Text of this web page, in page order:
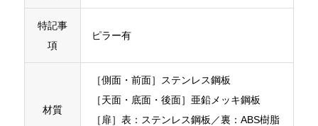
特記事
項
ピラー有
材質
［側面・前面］ステンレス鋼板
［天面・底面・後面］亜鉛メッキ鋼板
［扉］表：ステンレス鋼板／裏：ABS樹脂